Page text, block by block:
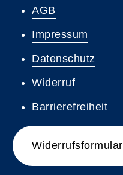
AGB
Impressum
Datenschutz
Widerruf
Barrierefreiheit
Widerrufsformular